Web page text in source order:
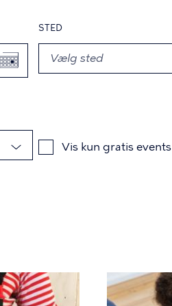
STED
Vis kun gratis events